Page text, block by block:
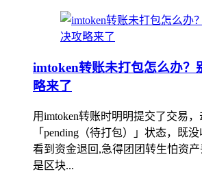
imtoken转账未打包怎么办？
略来了
用imtoken转账时明明提交了交易
「pending（待打包）」状态，既
看到资金退回,急得团团转生怕资产
是区块...